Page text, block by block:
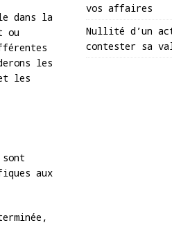
dans la
ou
les
les
aux
vos affaires
Nullité d’un
contester sa